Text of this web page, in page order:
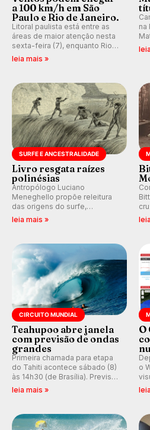
a 100 km/h em São
Paulo e Rio de Janeiro.
Litoral paulista está entre as
áreas de maior atenção nesta
sexta-feira (7), enquanto Rio
de Janeiro também recebe
km/h em Itanhaém.
leia mais »
na
SURFE E ANCESTRALIDADE
Livro resgata raízes
polinésias
Antropólogo Luciano
Meneghello propõe releitura
das origens do surfe,
resgatando a cultura polinésia
prática em esporte e indústria.
leia mais »
ao
CIRCUITO MUNDIAL
Teahupoo abre janela
com previsão de ondas
grandes
Primeira chamada para etapa
do Tahiti acontece sábado (8)
às 14h30 (de Brasília). Previsão
indica swell consistente.
Kelly Slater convidado.
leia mais »
O
o